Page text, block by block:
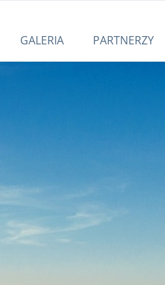
GALERIA PARTNERZY